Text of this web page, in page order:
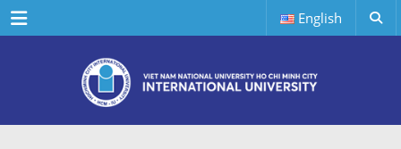
Menu English